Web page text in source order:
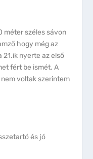
méter széles sávon
hogy még az
nyerte az első
fért be ismét. A
voltak szerintem
és jó